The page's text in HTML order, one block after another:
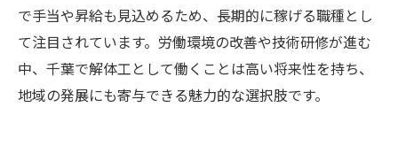
で手当や昇給も見込めるため、長期的に稼げる職種とし
て注目されています。労働環境の改善や技術研修が進む
中、千葉で解体工として働くことは高い将来性を持ち、
地域の発展にも寄与できる魅力的な選択肢です。